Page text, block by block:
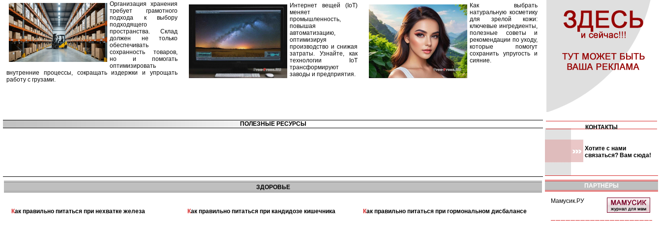
Организация хранения
требует грамотного
подхода к выбору
подходящего
пространства. Склад
должен не только
обеспечивать
сохранность товаров,
но и помогать
оптимизировать
внутренние процессы, сокращать издержки и упрощать
работу с грузами.
Интернет вещей (IoT)
меняет
промышленность,
повышая
автоматизацию,
оптимизируя
производство и снижая
затраты. Узнайте, как
технологии IoT
трансформируют
заводы и предприятия.
Как выбрать
натуральную косметику
для зрелой кожи:
ключевые ингредиенты,
полезные советы и
рекомендации по уходу,
которые помогут
сохранить упругость и
сияние.
ПОЛЕЗНЫЕ РЕСУРСЫ КОНТАКТЫ
Хотите с нами
связаться? Вам сюда!
ЗДОРОВЬЕ
Как правильно питаться при нехватке железа Как правильно питаться при кандидозе кишечника Как правильно питаться при гормональном дисбалансе
ПАРТНЁРЫ
Мамусик.РУ